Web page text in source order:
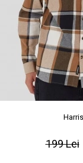
199 Lei